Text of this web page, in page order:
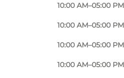
10:00 AM–05:00 PM
10:00 AM–05:00 PM
10:00 AM–05:00 PM
10:00 AM–05:00 PM